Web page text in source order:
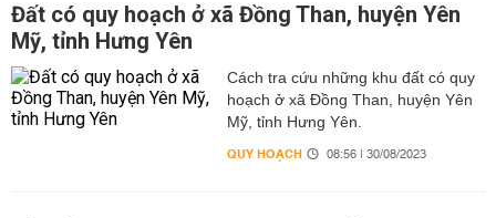
Đất có quy hoạch ở xã Đồng Than, huyện Yên
Mỹ, tỉnh Hưng Yên
Cách tra cứu những khu đất có quy
hoạch ở xã Đồng Than, huyện Yên
Mỹ, tỉnh Hưng Yên.
QUY HOẠCH 08:56 | 30/08/2023